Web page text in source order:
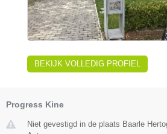
BEKIJK VOLLEDIG PROFIEL
Progress Kine
Niet gevestigd in de plaats Baarle